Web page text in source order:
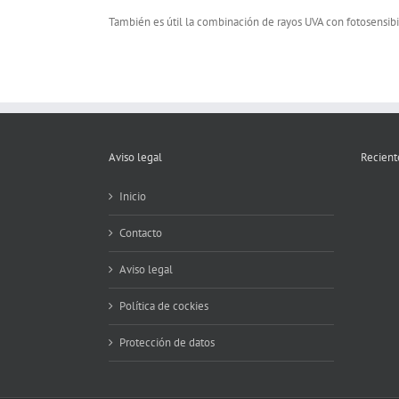
También es útil la combinación de rayos UVA con
Aviso legal
Inicio
Contacto
Aviso legal
Política de cockies
Protección de datos